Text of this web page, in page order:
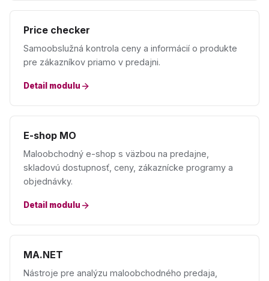
Price checker
Samoobslužná kontrola ceny a informácií o produkte
pre zákazníkov priamo v predajni.
Detail modulu
E-shop MO
Maloobchodný e-shop s väzbou na predajne,
skladovú dostupnosť, ceny, zákaznícke programy a
objednávky.
Detail modulu
MA.NET
Nástroje pre analýzu maloobchodného predaja,